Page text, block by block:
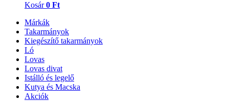
Kosár 0 Ft
Márkák
Takarmányok
Kiegészítő takarmányok
Ló
Lovas
Lovas divat
Istálló és legelő
Kutya és Macska
Akciók